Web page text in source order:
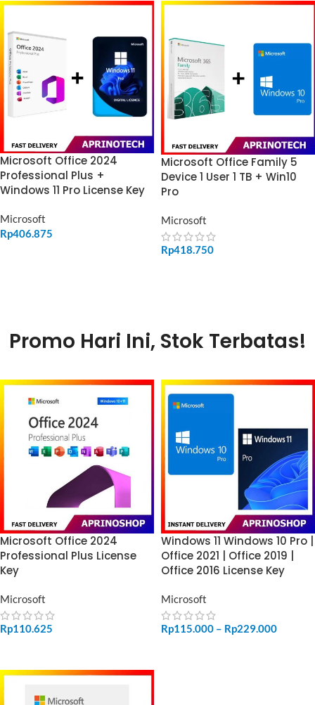
Microsoft Office 2024
Professional Plus +
Windows 11 Pro License Key
Microsoft
Rp406.875
Microsoft Office Family 5
Device 1 User 1 TB + Win10
Pro
Microsoft
Rp418.750
Promo Hari Ini, Stok Terbatas!
Microsoft Office 2024
Professional Plus License
Key
Microsoft
Rp110.625
Windows 11 Windows 10 Pro |
Office 2021 | Office 2019 |
Office 2016 License Key
Microsoft
Rp115.000 – Rp229.000